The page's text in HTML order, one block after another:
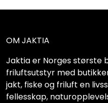
OM JAKTIA
Jaktia er Norges største
friluftsutstyr med
jakt, fiske og friluft en
fellesskap,